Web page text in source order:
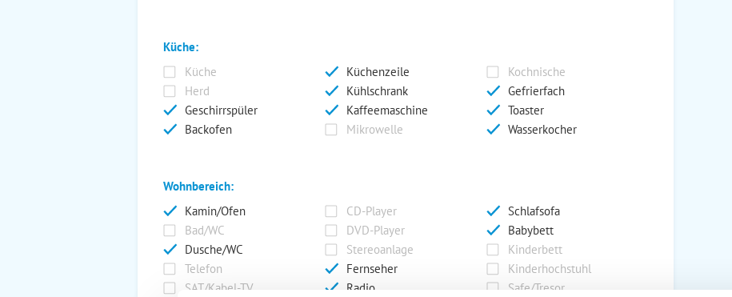
Küche:
Küche
Küchenzeile
Kochnische
Herd
Kühlschrank
Gefrierfach
Geschirrspüler
Kaffeemaschine
Toaster
Backofen
Mikrowelle Wasserkocher
Wohnbereich:
Kamin/Ofen
CD-Player
Schlafsofa
Bad/WC
DVD-Player
Babybett
Dusche/WC
Stereoanlage
Kinderbett
Telefon
Fernseher
Kinderhochstuhl
SAT/Kabel-TV
Radio Safe/Tresor